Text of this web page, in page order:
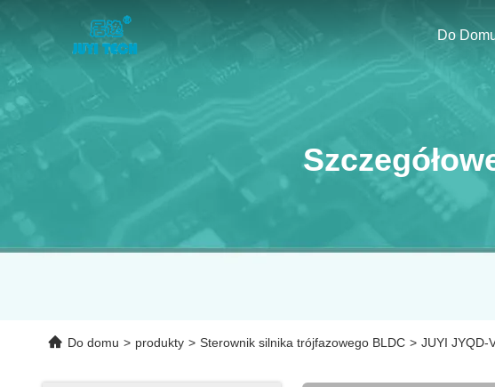
Do
Do domu > produkty > Sterownik silnika trójfazowego BLDC > JUYI JYQD-